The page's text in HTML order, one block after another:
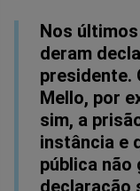
Nos
deram
presidente.
Mello, por
sim, a
instância e
pública não